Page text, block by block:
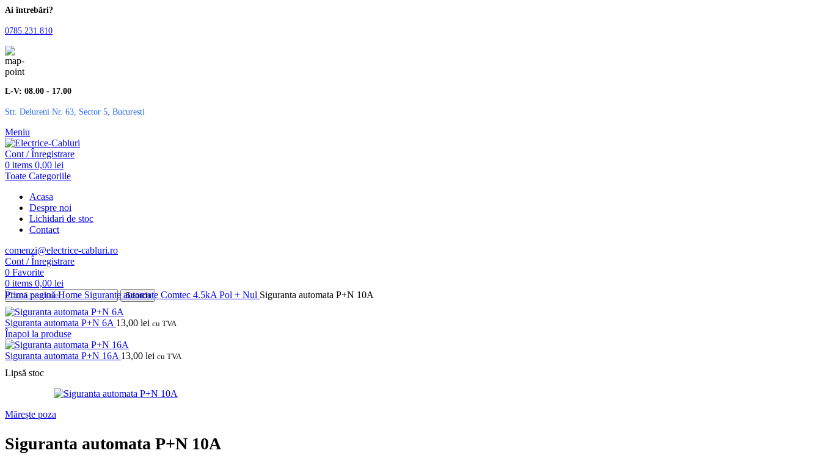
Ai întrebări?
0785.231.810
L-V: 08.00 - 17.00
Str. Delureni Nr. 63, Sector 5, Bucuresti
Meniu
Cont / Înregistrare
0 items 0,00 lei
Toate Categoriile
Acasa
Despre noi
Lichidari de stoc
Contact
comenzi@electrice-cabluri.ro
Cont / Înregistrare
0 Favorite
0 items 0,00 lei
Search
Prima paginăHome Sigurante automate Comtec 4.5kA Pol + Nul Siguranta automata P+N 10A
Siguranta automata P+N 6A 13,00 lei cu TVA
Înapoi la produse
Siguranta automata P+N 16A 13,00 lei cu TVA
Lipsă stoc
Mărește poza
Siguranta automata P+N 10A